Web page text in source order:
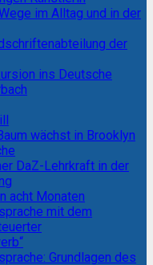
im Alltag und in der
der
ins Deutsche
wächst in Brooklyn
DaZ-Lehrkraft in der
acht Monaten
mit dem
Grundlagen des